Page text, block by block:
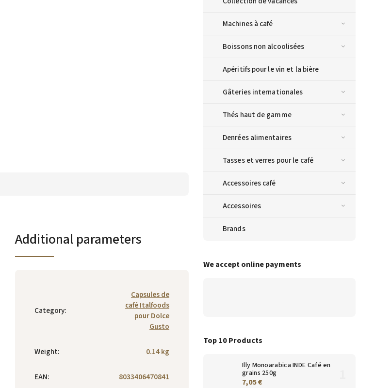
Machines à café
Boissons non alcoolisées
Apéritifs pour le vin et la bière
Gâteries internationales
Thés haut de gamme
Denrées alimentaires
Tasses et verres pour le café
Accessoires café
Accessoires
Brands
We accept online payments
Top 10 Products
Illy Monoarabica INDE Café en
grains 250g
7,05 €
Additional parameters
Category:
Capsules de
café Italfoods
pour Dolce
Gusto
Weight: 0.14 kg
EAN: 8033406470841